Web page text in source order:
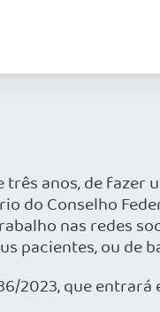
anos, de
do Conselho
nas redes
pacientes, ou de
2023, que